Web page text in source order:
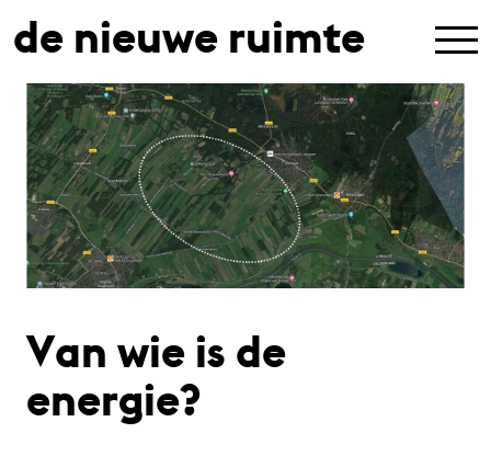
de nieuwe ruimte
Van wie is de
energie?